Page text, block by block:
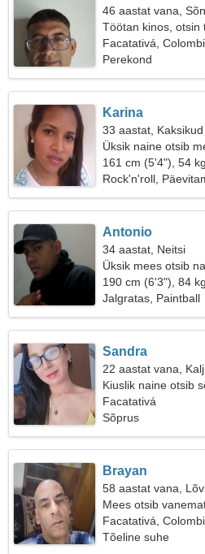
46 aastat vana,
Töötan kinos, otsin
Facatativá,
Perekond
Karina
33 aastat, Kaksikud
Üksik naine otsib
161 cm (5'4"), 54
Rock'n'roll,
Antonio
34 aastat, Neitsi
Üksik mees otsib
190 cm (6'3"), 84
Jalgratas, Paintball
Sandra
22 aastat vana,
Kiuslik naine otsib
Facatativá
Sõprus
Brayan
58 aastat vana,
Mees otsib
Facatativá,
Tõeline suhe